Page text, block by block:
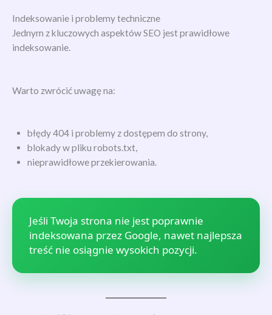
Indeksowanie i problemy techniczne
Jednym z kluczowych aspektów SEO jest prawidłowe
indeksowanie.
Warto zwrócić uwagę na:
błędy 404 i problemy z dostępem do strony,
blokady w pliku robots.txt,
nieprawidłowe przekierowania.
Jeśli Twoja strona nie jest poprawnie
indeksowana przez Google, nawet najlepsza
treść nie osiągnie wysokich pozycji.